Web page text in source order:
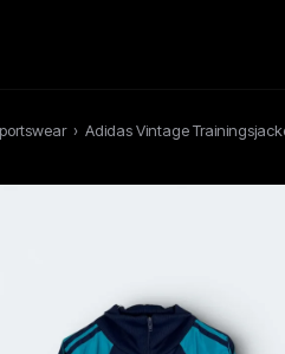
› Adidas Vintage